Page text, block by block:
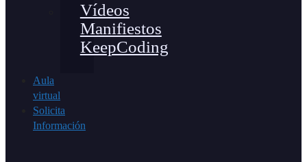
Vídeos
Manifiestos
KeepCoding
Aula
virtual
Solicita
Información